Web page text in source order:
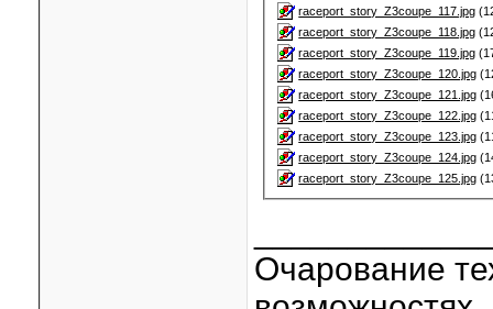
raceport_story_Z3coupe_117.jpg
raceport_story_Z3coupe_118.jpg
raceport_story_Z3coupe_119.jpg
raceport_story_Z3coupe_120.jpg
raceport_story_Z3coupe_121.jpg
raceport_story_Z3coupe_122.jpg
raceport_story_Z3coupe_123.jpg
raceport_story_Z3coupe_124.jpg
raceport_story_Z3coupe_125.jpg
Очарование